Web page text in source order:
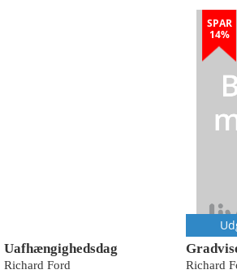
Uafhængighedsdag
Richard Ford
SPAR
14%
Richard